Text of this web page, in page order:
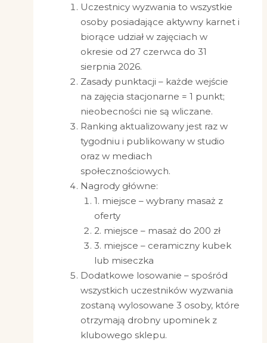
Uczestnicy wyzwania to wszystkie
osoby posiadające aktywny karnet i
biorące udział w zajęciach w
okresie od 27 czerwca do 31
sierpnia 2026.
Zasady punktacji – każde wejście
na zajęcia stacjonarne = 1 punkt;
nieobecności nie są wliczane.
Ranking aktualizowany jest raz w
tygodniu i publikowany w studio
oraz w mediach
społecznościowych.
Nagrody główne:
1. miejsce – wybrany masaż z
oferty
2. miejsce – masaż do 200 zł
3. miejsce – ceramiczny kubek
lub miseczka
Dodatkowe losowanie – spośród
wszystkich uczestników wyzwania
zostaną wylosowane 3 osoby, które
otrzymają drobny upominek z
klubowego sklepu.